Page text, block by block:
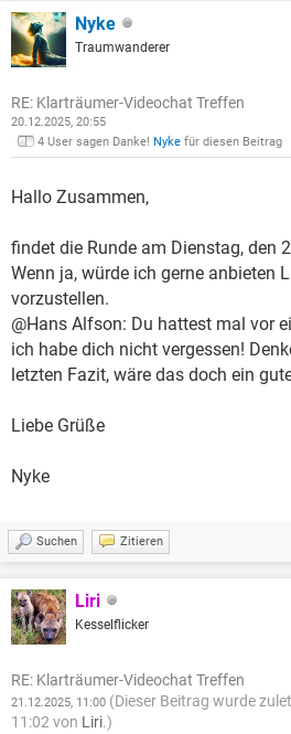
Nyke
Traumwanderer
RE: Klarträumer-Videochat Treffen
20.12.2025, 20:55
4 User sagen Danke! Nyke für diesen Beitrag
Hallo Zusammen,
findet die Runde am Dienstag, den
Wenn ja, würde ich gerne anbieten
vorzustellen.
@Hans Alfson: Du hattest mal vor
ich habe dich nicht vergessen!
letzten Fazit, wäre das doch ein
Liebe Grüße
Nyke
Suchen Zitieren
Liri
Kesselflicker
RE: Klarträumer-Videochat Treffen
21.12.2025, 11:00 (Dieser Beitrag wurde
11:02 von Liri.)